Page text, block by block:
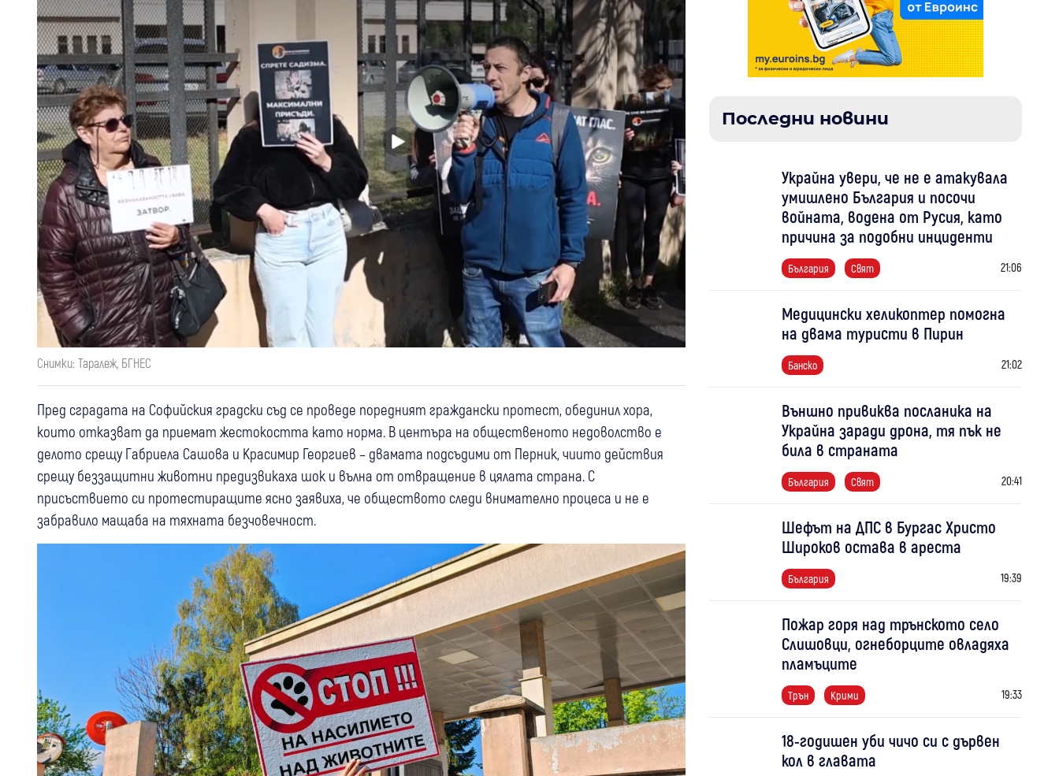
Снимки: Таралеж, БГНЕС
Пред сградата на Софийския градски съд се проведе поредният граждански протест, обединил хора,
които отказват да приемат жестокостта като норма. В центъра на общественото недоволство е
делото срещу Габриела Сашова и Красимир Георгиев – двамата подсъдими от Перник, чиито действия
срещу беззащитни животни предизвикаха шок и вълна от отвращение в цялата страна. С
присъствието си протестиращите ясно заявиха, че обществото следи внимателно процеса и не е
забравило мащаба на тяхната безчовечност.
Последни новини
Украйна увери, че не е атакувала
умишлено България и посочи
войната, водена от Русия, като
причина за подобни инциденти
България Свят 21:06
Медицински хеликоптер помогна
на двама туристи в Пирин
Банско 21:02
Външно привиква посланика на
Украйна заради дрона, тя пък не
била в страната
България Свят 20:41
Шефът на ДПС в Бургас Христо
Широков остава в ареста
България 19:39
Пожар горя над трънското село
Слишовци, огнеборците овладяха
пламъците
Трън Крими 19:33
18-годишен уби чичо си с дървен
кол в главата